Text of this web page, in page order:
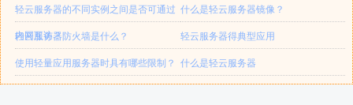
轻云服务器的不同实例之间是否可通过
内网互访？
什么是轻云服务器镜像？
轻云服务器防火墙是什么？
轻云服务器得典型应用
使用轻量应用服务器时具有哪些限制？ 什么是轻云服务器